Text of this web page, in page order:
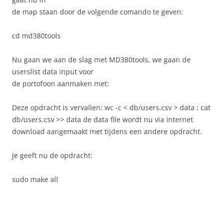
de map staan door de volgende comando te geven:
cd md380tools
Nu gaan we aan de slag met MD380tools, we gaan de
userslist data input voor
de portofoon aanmaken met:
Deze opdracht is vervallen: wc -c < db/users.csv > data ; cat
db/users.csv >> data de data file wordt nu via internet
download aangemaakt met tijdens een andere opdracht.
Je geeft nu de opdracht:
sudo make all